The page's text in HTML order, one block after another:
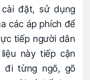
đặt, sử dụng
các áp phích để
tiếp người dân
này tiếp cận
đi từng ngõ, gõ